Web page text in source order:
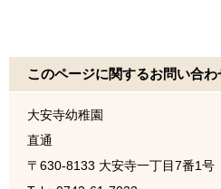
このページに関するお問い合わ
大安寺幼稚園
直通
〒630-8133 大安寺一丁目7番1号